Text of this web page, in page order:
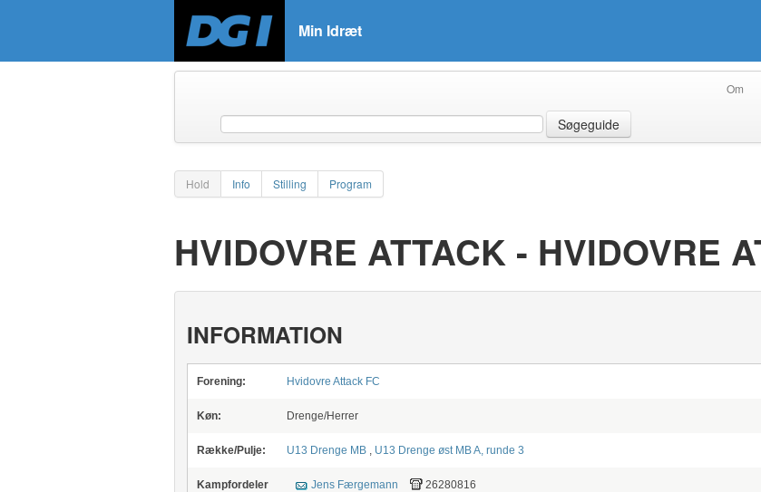
Min Idræt
Om
Søgeguide
Hold Info Stilling Program
HVIDOVRE ATTACK - HVIDOVRE
INFORMATION
Forening: Hvidovre Attack FC
Køn: Drenge/Herrer
Række/Pulje: U13 Drenge MB, U13 Drenge øst MB A, runde 3
Kampfordeler Jens Færgemann 26280816